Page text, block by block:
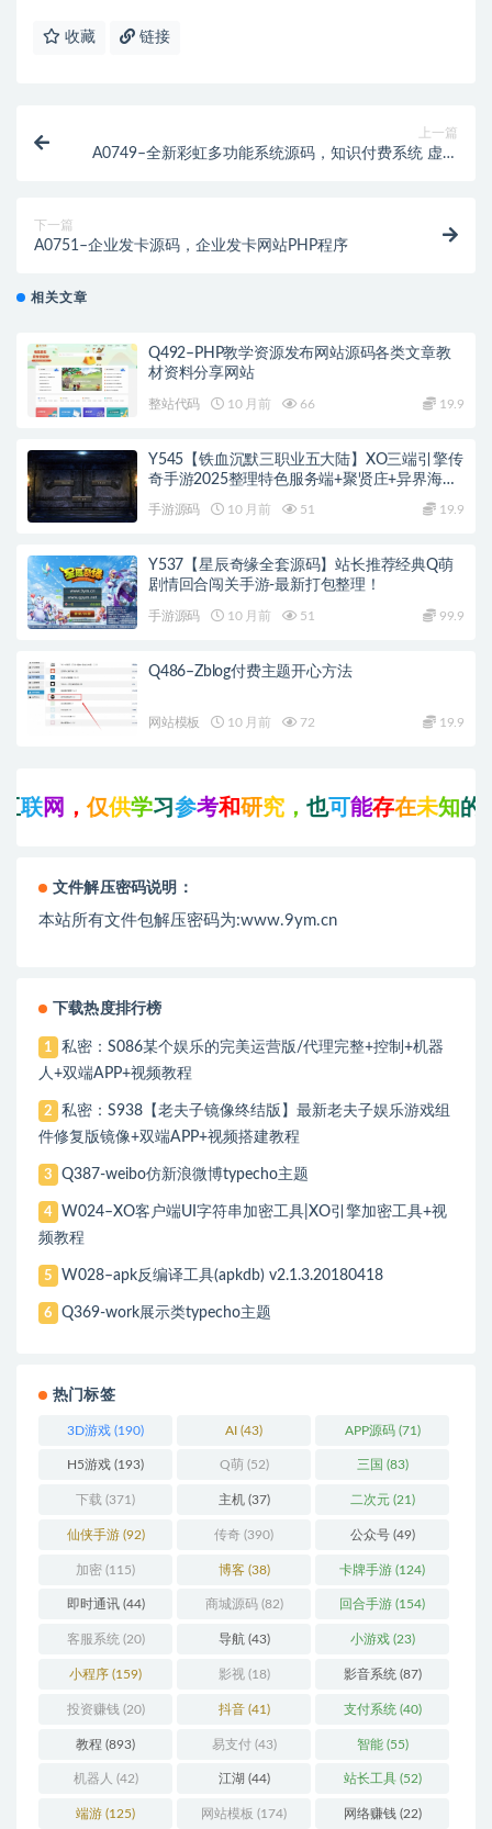
收藏 链接
上一篇
A0749–全新彩虹多功能系统源码，知识付费系统 虚拟
下一篇
A0751–企业发卡源码，企业发卡网站PHP程序
相关文章
Q492–PHP教学资源发布网站源码各类文章教
材资料分享网站
整站代码 10 月前 66 19.9
Y545【铁血沉默三职业五大陆】XO三端引擎传
奇手游2025整理特色服务端+聚贤庄+异界海岛
手游源码 10 月前 51 19.9
Y537【星辰奇缘全套源码】站长推荐经典Q萌
剧情回合闯关手游-最新打包整理！
手游源码 10 月前 51 99.9
Q486–Zblog付费主题开心方法
网站模板 10 月前 72 19.9
联网 ， 仅供学习参考和研究， 也可能存在未知的B
文件解压密码说明：
本站所有文件包解压密码为:www.9ym.cn
下载热度排行榜
1
私密：S086某个娱乐的完美运营版/代理完整+控制+机器
人+双端APP+视频教程
2
私密：S938【老夫子镜像终结版】最新老夫子娱乐游戏组
件修复版镜像+双端APP+视频搭建教程
3 Q387-weibo仿新浪微博typecho主题
4
W024–XO客户端UI字符串加密工具|XO引擎加密工具+视
频教程
5 W028–apk反编译工具(apkdb) v2.1.3.20180418
6 Q369-work展示类typecho主题
热门标签
3D游戏 (190) AI (43) APP源码(71)
H5游戏 (193) Q萌 (52) 三国 (83)
下载 (371) 主机(37) 二次元(21)
仙侠手游(92) 传奇 (390) 公众号(49)
加密 (115) 博客(38) 卡牌手游 (124)
即时通讯(44) 商城源码(82) 回合手游 (154)
客服系统 (20) 导航(43) 小游戏(23)
小程序 (159) 影视(18) 影音系统 (87)
投资赚钱 (20) 抖音(41) 支付系统 (40)
教程 (893) 易支付(43) 智能(55)
机器人 (42) 江湖 (44) 站长工具(52)
端游 (125) 网站模板 (174) 网络赚钱(22)